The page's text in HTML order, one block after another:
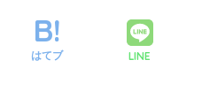
はてブ LINE